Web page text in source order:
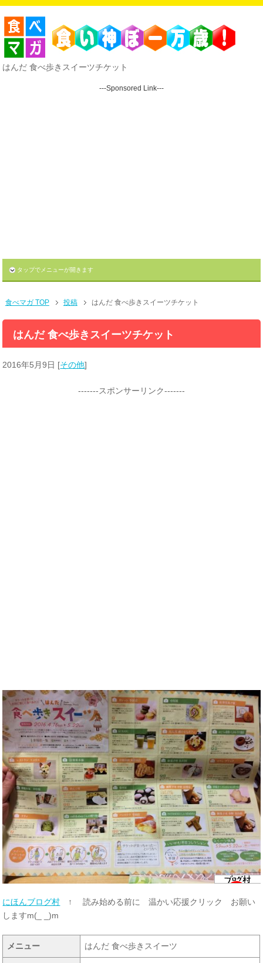
はんだ 食べ歩きスイーツチケット
---Sponsored Link---
タップでメニューが開きます
食べマガ TOP 投稿 はんだ 食べ歩きスイーツチケット
はんだ 食べ歩きスイーツチケット
2016年5月9日 [その他]
-------スポンサーリンク-------
にほんブログ村 ↑ 読み始める前に 温かい応援クリック お願い
しますm(_ _)m
メニュー はんだ 食べ歩きスイーツ